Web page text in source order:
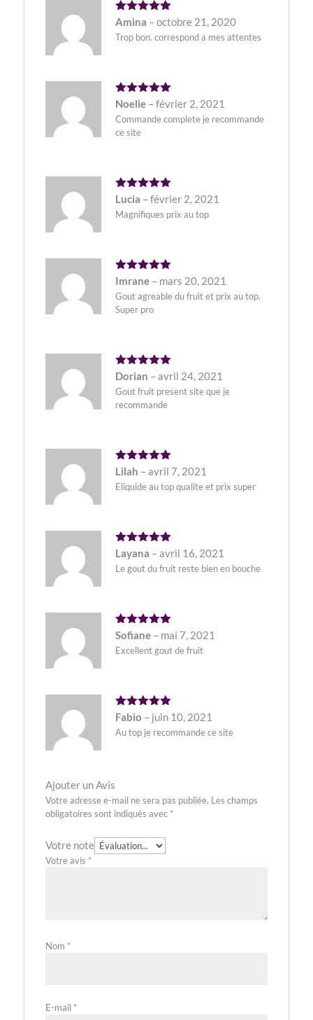
Note5
Amina – octobre 21, 2020
Trop bon. correspond a mes attentes
Note5
Noelie – février 2, 2021
Commande complete je recommande
ce site
Note 5
Lucia – février 2, 2021
Magnifiques prix au top
Note5
Imrane – mars 20, 2021
Gout agreable du fruit et prix au top.
Super pro
Note5
Dorian – avril 24, 2021
Gout fruit present site que je
recommande
Note5
Lilah – avril 7, 2021
Eliquide au top qualite et prix super
Note5
sur 5
Layana – avril 16, 2021
Le gout du fruit reste bien en bouche
Note5
Sofiane – mai 7, 2021
Excellent gout de fruit
Note 5
Fabio – juin 10, 2021
Au top je recommande ce site
Ajouter un Avis
Votre adresse e-mail ne sera pas publiée. Les champs
obligatoires sont indiqués avec *
Votre note
Votre avis *
Nom *
E-mail *